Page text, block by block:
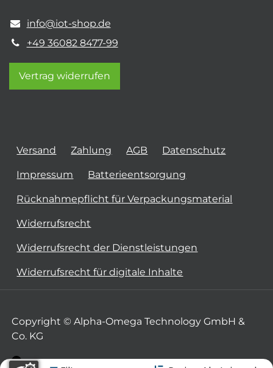
info@iot-shop.de
+49 36082 8477-99
Vertrag widerrufen
Versand Zahlung AGB Datenschutz
Impressum Batterieentsorgung
Rücknahmepflicht für Verpackungsmaterial
Widerrufsrecht
Widerrufsrecht der Dienstleistungen
Widerrufsrecht für digitale Inhalte
Copyright © Alpha-Omega Technology GmbH &
Co. KG